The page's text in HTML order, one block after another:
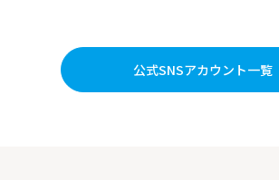
公式SNSアカウント一覧